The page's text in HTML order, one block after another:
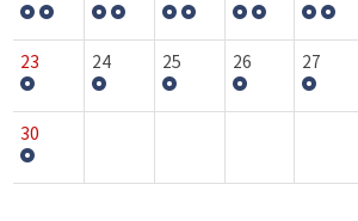
23 24 25 26 27
30